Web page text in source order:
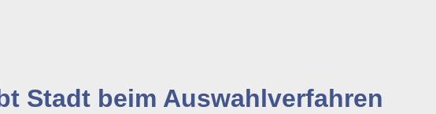
Stadt beim Auswahlverfahren